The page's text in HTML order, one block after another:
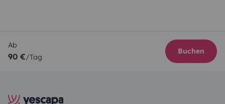
Ab
90 €/Tag
Buchen